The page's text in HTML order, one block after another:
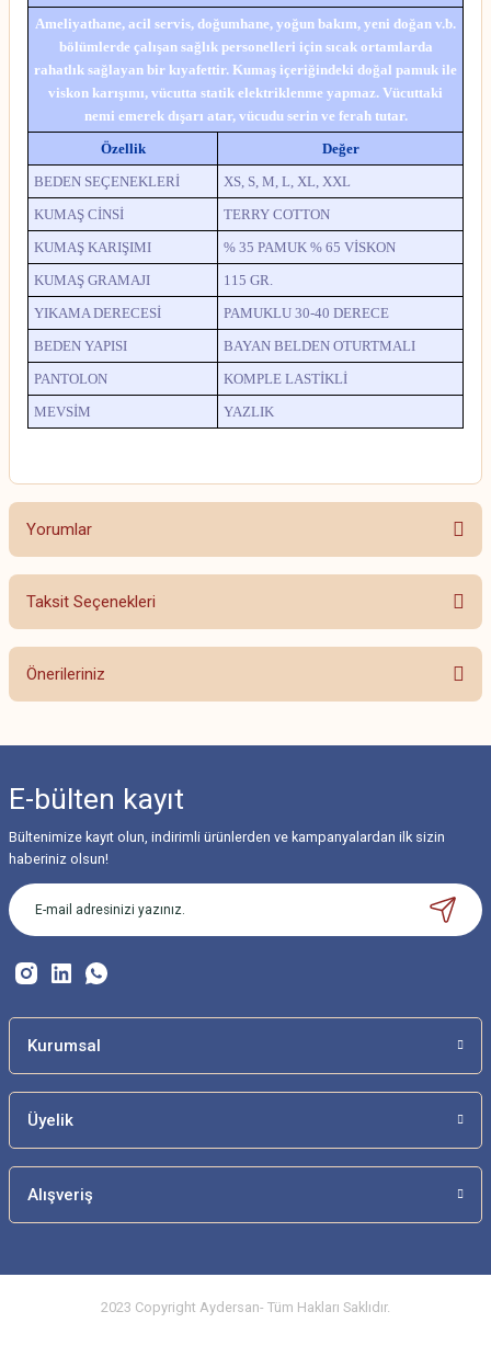
Ameliyathane, acil servis, doğumhane, yoğun bakım, yeni doğan v.b.
bölümlerde çalışan sağlık personelleri için sıcak ortamlarda
rahatlık sağlayan bir kıyafettir. Kumaş içeriğindeki doğal pamuk ile
viskon karışımı, vücutta statik elektriklenme yapmaz. Vücuttaki
nemi emerek dışarı atar, vücudu serin ve ferah tutar.
Özellik
Değer
BEDEN SEÇENEKLERİ
XS, S, M, L, XL, XXL
KUMAŞ CİNSİ
TERRY COTTON
KUMAŞ KARIŞIMI
% 35 PAMUK % 65 VİSKON
KUMAŞ GRAMAJI
115 GR.
YIKAMA DERECESİ
PAMUKLU 30-40 DERECE
BEDEN YAPISI
BAYAN BELDEN OTURTMALI
PANTOLON
KOMPLE LASTİKLİ
MEVSİM
YAZLIK
Yorumlar
Bu ürüne ilk yorumu siz yapın!
Taksit Seçenekleri
Önerileriniz
Görüş ve önerileriniz için teşekkür ederiz.
Ürün resmi kalitesiz, bozuk veya görüntülenemiyor.
Ürün açıklamasında eksik bilgiler bulunuyor.
Ürün bilgilerinde hatalar bulunuyor.
Bu ürüne benzer farklı alternatifler olmalı.
E-bülten kayıt
Bültenimize kayıt olun, indirimli ürünlerden ve kampanyalardan ilk sizin
haberiniz olsun!
Kurumsal
Üyelik
Alışveriş
2023 Copyright Aydersan- Tüm Hakları Saklıdır.